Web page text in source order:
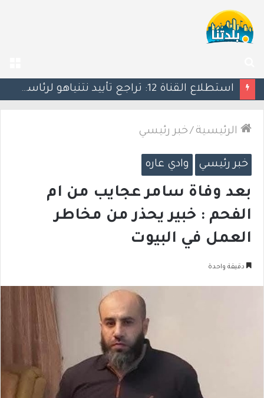
عن
كين يحذر ترامب: التصعيد العسكري ضد إيران قد يأتي بنتائج عكسية
الرئيسية /خبر رئيسي
خبر رئيسي وادي عاره
بعد وفاة سامر عجايب من ام
الفحم : خبير يحذر من مخاطر
العمل في البيوت
دقيقة واحدة